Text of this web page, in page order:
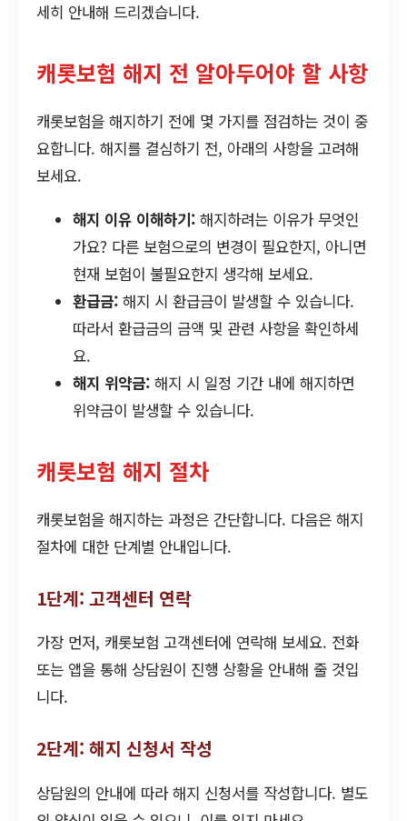
세히 안내해 드리겠습니다.
캐롯보험 해지 전 알아두어야 할 사항
캐롯보험을 해지하기 전에 몇 가지를 점검하는 것이 중
요합니다. 해지를 결심하기 전, 아래의 사항을 고려해
보세요.
해지 이유 이해하기: 해지하려는 이유가 무엇인
가요? 다른 보험으로의 변경이 필요한지, 아니면
현재 보험이 불필요한지 생각해 보세요.
환급금: 해지 시 환급금이 발생할 수 있습니다.
따라서 환급금의 금액 및 관련 사항을 확인하세
요.
해지 위약금: 해지 시 일정 기간 내에 해지하면
위약금이 발생할 수 있습니다.
캐롯보험 해지 절차
캐롯보험을 해지하는 과정은 간단합니다. 다음은 해지
절차에 대한 단계별 안내입니다.
1단계: 고객센터 연락
가장 먼저, 캐롯보험 고객센터에 연락해 보세요. 전화
또는 앱을 통해 상담원이 진행 상황을 안내해 줄 것입
니다.
2단계: 해지 신청서 작성
상담원의 안내에 따라 해지 신청서를 작성합니다. 별도